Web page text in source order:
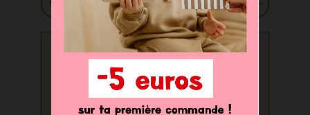
PERSONNALISATION
Souhaitez-vous personnaliser
votre produit ?